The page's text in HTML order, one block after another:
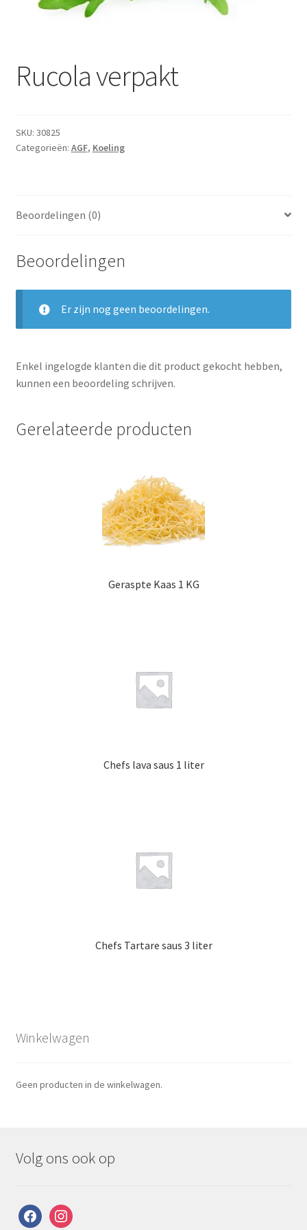
Dranken
Frites
Non-food
Maaltijden Diepvries
Rucola verpakt
SKU: 30825
Categorieën: AGF, Koeling
Beoordelingen (0)
Beoordelingen
Er zijn nog geen beoordelingen.
Enkel ingelogde klanten die dit product gekocht hebben,
kunnen een beoordeling schrijven.
Gerelateerde producten
Geraspte Kaas 1 KG
Chefs lava saus 1 liter
Chefs Tartare saus 3 liter
Winkelwagen
Geen producten in de winkelwagen.
Volg ons ook op
facebookinstagram